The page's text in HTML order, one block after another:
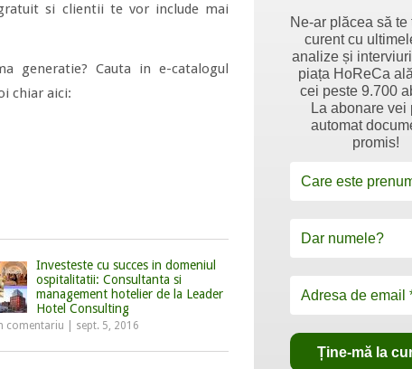
si clientii te vor include mai
generatie? Cauta in e-catalogul
chiar aici:
Investeste cu succes in domeniul
ospitalitatii: Consultanta si
management hotelier de la Leader
Hotel Consulting
comentariu sept. 5, 2016
Ne-ar plăcea să te
curent cu
analize și
piața HoReCa
cei peste 9.700
La abonare vei
automat
promis!